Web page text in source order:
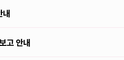
내
고 안내